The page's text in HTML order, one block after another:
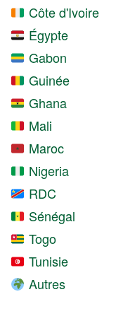
Côte d'Ivoire
Égypte
Gabon
Guinée
Ghana
Mali
Maroc
Nigeria
RDC
Sénégal
Togo
Tunisie
Autres